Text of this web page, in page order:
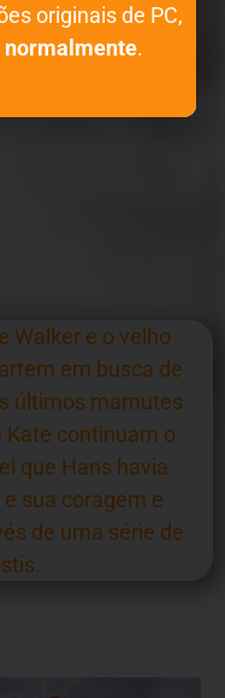
Walker e o velho
em busca de
últimos mamutes
Kate continuam o
que Hans havia
sua coragem e
de uma série de
originais de PC,
.